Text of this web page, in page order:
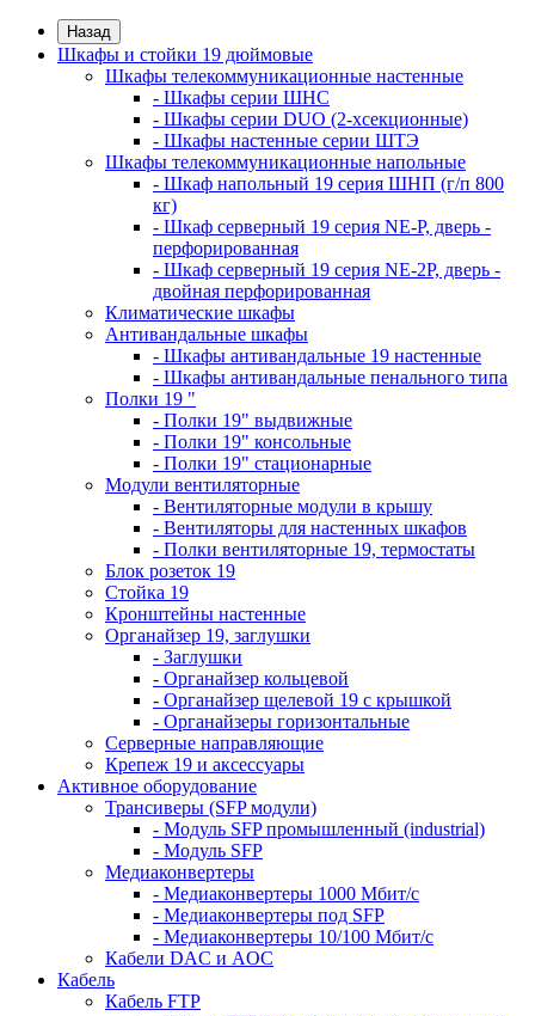
Назад
Шкафы и стойки 19 дюймовые
Шкафы телекоммуникационные настенные
- Шкафы серии ШНС
- Шкафы серии DUO (2-хсекционные)
- Шкафы настенные серии ШТЭ
Шкафы телекоммуникационные напольные
- Шкаф напольный 19 серия ШНП (г/п 800
кг)
- Шкаф серверный 19 серия NE-P, дверь -
перфорированная
- Шкаф серверный 19 серия NE-2P, дверь -
двойная перфорированная
Климатические шкафы
Антивандальные шкафы
- Шкафы антивандальные 19 настенные
- Шкафы антивандальные пенального типа
Полки 19 "
- Полки 19" выдвижные
- Полки 19" консольные
- Полки 19" стационарные
Модули вентиляторные
- Вентиляторные модули в крышу
- Вентиляторы для настенных шкафов
- Полки вентиляторные 19, термостаты
Блок розеток 19
Стойка 19
Кронштейны настенные
Органайзер 19, заглушки
- Заглушки
- Органайзер кольцевой
- Органайзер щелевой 19 с крышкой
- Органайзеры горизонтальные
Серверные направляющие
Крепеж 19 и аксессуары
Активное оборудование
Трансиверы (SFP модули)
- Модуль SFP промышленный (industrial)
- Модуль SFP
Медиаконвертеры
- Медиаконвертеры 1000 Мбит/с
- Медиаконвертеры под SFP
- Медиаконвертеры 10/100 Мбит/с
Кабели DAC и AOC
Кабель
Кабель FTP